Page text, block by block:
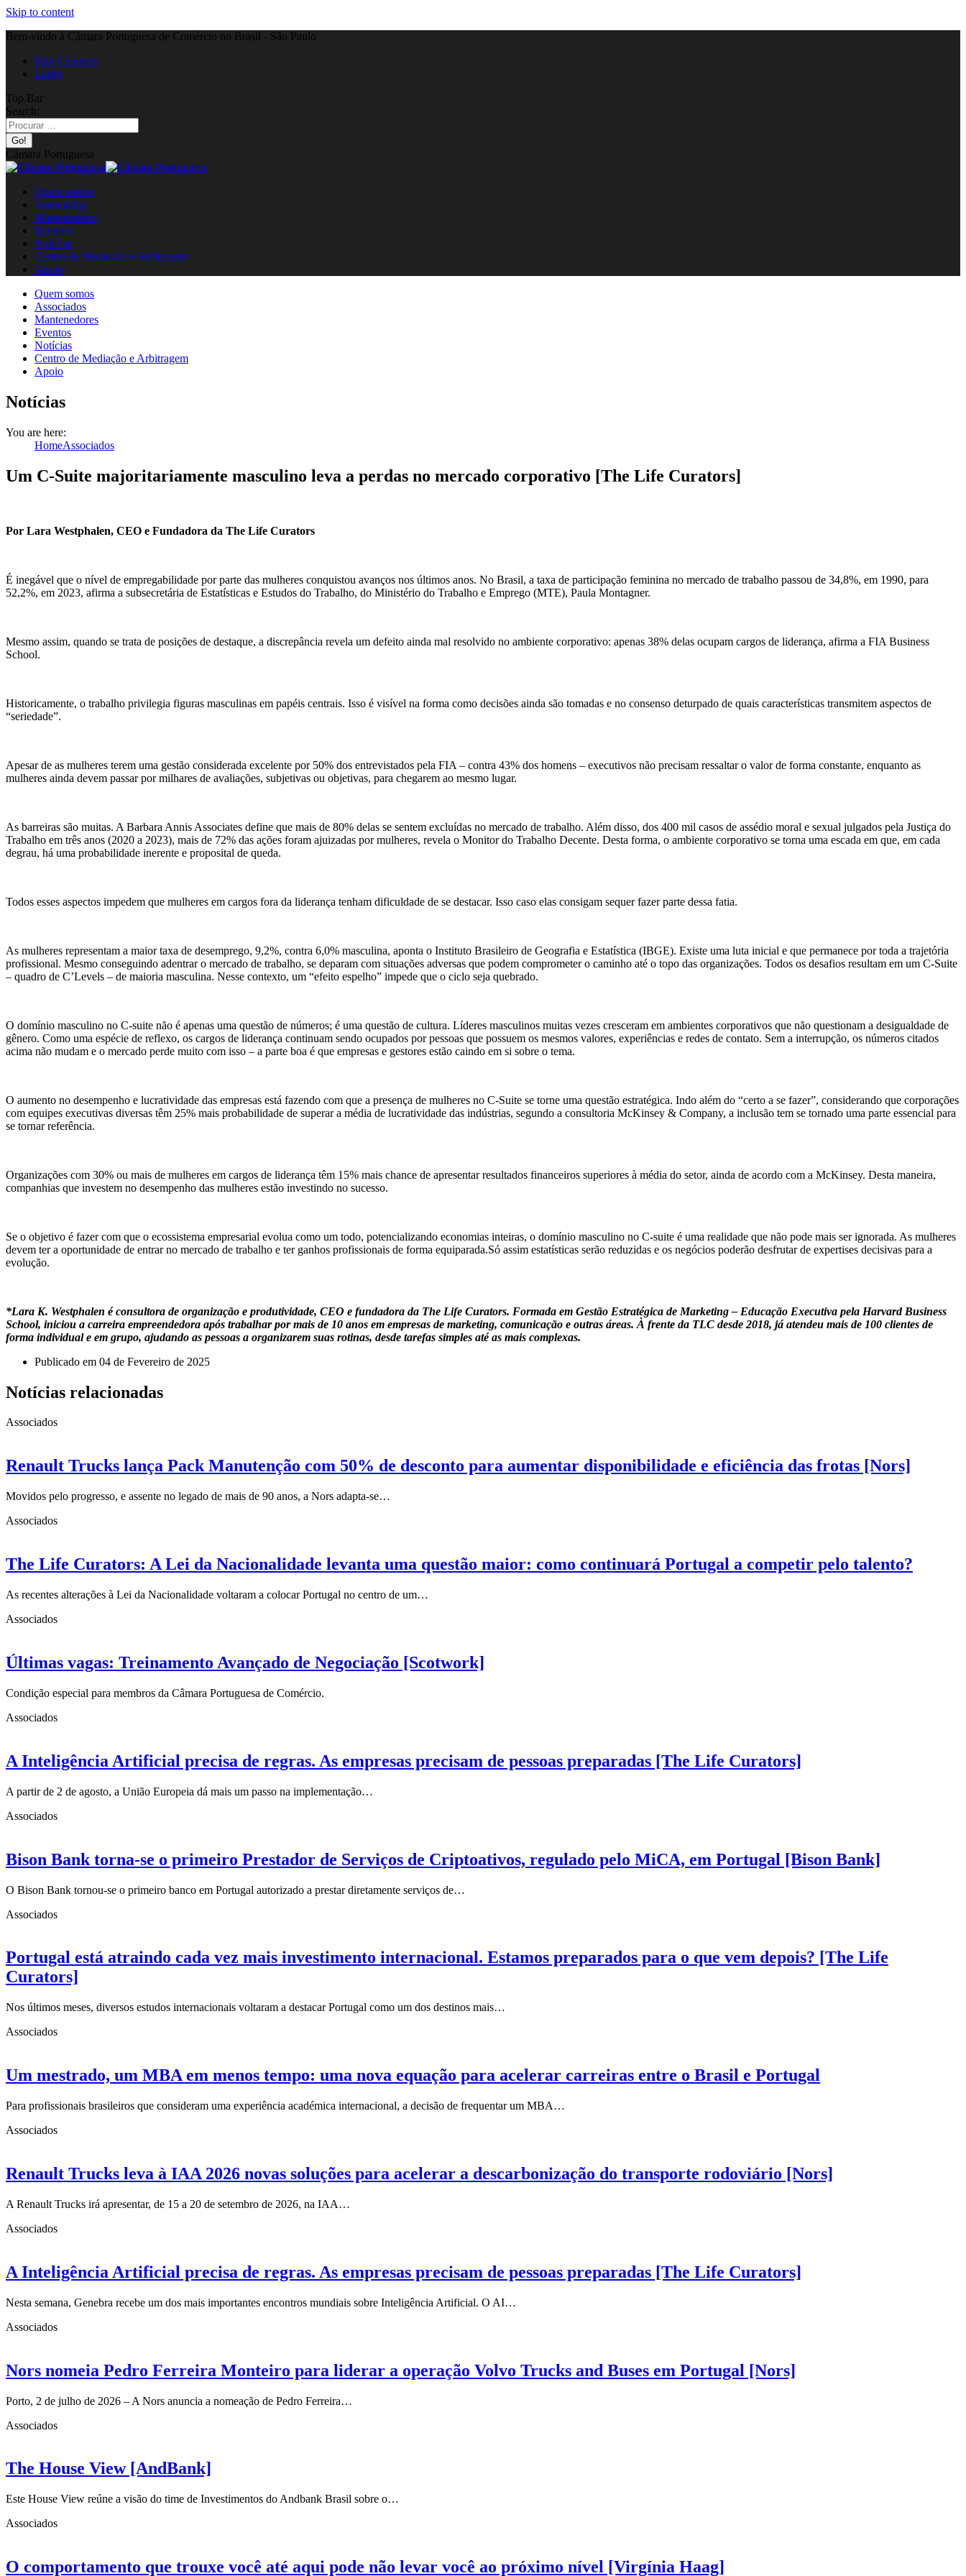
Skip to content
Bem-vindo à Câmara Portuguesa de Comércio no Brasil - São Paulo
Fale Conosco
Login
Top Bar
Search:
Câmara Portuguesa
Quem somos
Associados
Mantenedores
Eventos
Notícias
Centro de Mediação e Arbitragem
Apoio
Quem somos
Associados
Mantenedores
Eventos
Notícias
Centro de Mediação e Arbitragem
Apoio
Notícias
You are here:
HomeAssociados
Um C-Suite majoritariamente masculino leva a perdas no mercado corporativo [The Life Curators]
Por Lara Westphalen, CEO e Fundadora da The Life Curators
É inegável que o nível de empregabilidade por parte das mulheres conquistou avanços nos últimos anos. No Brasil, a taxa de participação feminina no mercado de trabalho passou de 34,8%, em 1990, para
52,2%, em 2023, afirma a subsecretária de Estatísticas e Estudos do Trabalho, do Ministério do Trabalho e Emprego (MTE), Paula Montagner.
Mesmo assim, quando se trata de posições de destaque, a discrepância revela um defeito ainda mal resolvido no ambiente corporativo: apenas 38% delas ocupam cargos de liderança, afirma a FIA Business
School.
Historicamente, o trabalho privilegia figuras masculinas em papéis centrais. Isso é visível na forma como decisões ainda são tomadas e no consenso deturpado de quais características transmitem aspectos de
“seriedade”.
Apesar de as mulheres terem uma gestão considerada excelente por 50% dos entrevistados pela FIA – contra 43% dos homens – executivos não precisam ressaltar o valor de forma constante, enquanto as
mulheres ainda devem passar por milhares de avaliações, subjetivas ou objetivas, para chegarem ao mesmo lugar.
As barreiras são muitas. A Barbara Annis Associates define que mais de 80% delas se sentem excluídas no mercado de trabalho. Além disso, dos 400 mil casos de assédio moral e sexual julgados pela Justiça do
Trabalho em três anos (2020 a 2023), mais de 72% das ações foram ajuizadas por mulheres, revela o Monitor do Trabalho Decente. Desta forma, o ambiente corporativo se torna uma escada em que, em cada
degrau, há uma probabilidade inerente e proposital de queda.
Todos esses aspectos impedem que mulheres em cargos fora da liderança tenham dificuldade de se destacar. Isso caso elas consigam sequer fazer parte dessa fatia.
As mulheres representam a maior taxa de desemprego, 9,2%, contra 6,0% masculina, aponta o Instituto Brasileiro de Geografia e Estatística (IBGE). Existe uma luta inicial e que permanece por toda a trajetória
profissional. Mesmo conseguindo adentrar o mercado de trabalho, se deparam com situações adversas que podem comprometer o caminho até o topo das organizações. Todos os desafios resultam em um C-Suite
– quadro de C’Levels – de maioria masculina. Nesse contexto, um “efeito espelho” impede que o ciclo seja quebrado.
O domínio masculino no C-suite não é apenas uma questão de números; é uma questão de cultura. Líderes masculinos muitas vezes cresceram em ambientes corporativos que não questionam a desigualdade de
gênero. Como uma espécie de reflexo, os cargos de liderança continuam sendo ocupados por pessoas que possuem os mesmos valores, experiências e redes de contato. Sem a interrupção, os números citados
acima não mudam e o mercado perde muito com isso – a parte boa é que empresas e gestores estão caindo em si sobre o tema.
O aumento no desempenho e lucratividade das empresas está fazendo com que a presença de mulheres no C-Suite se torne uma questão estratégica. Indo além do “certo a se fazer”, considerando que corporações
com equipes executivas diversas têm 25% mais probabilidade de superar a média de lucratividade das indústrias, segundo a consultoria McKinsey & Company, a inclusão tem se tornado uma parte essencial para
se tornar referência.
Organizações com 30% ou mais de mulheres em cargos de liderança têm 15% mais chance de apresentar resultados financeiros superiores à média do setor, ainda de acordo com a McKinsey. Desta maneira,
companhias que investem no desempenho das mulheres estão investindo no sucesso.
Se o objetivo é fazer com que o ecossistema empresarial evolua como um todo, potencializando economias inteiras, o domínio masculino no C-suite é uma realidade que não pode mais ser ignorada. As mulheres
devem ter a oportunidade de entrar no mercado de trabalho e ter ganhos profissionais de forma equiparada.Só assim estatísticas serão reduzidas e os negócios poderão desfrutar de expertises decisivas para a
evolução.
*Lara K. Westphalen é consultora de organização e produtividade, CEO e fundadora da The Life Curators. Formada em Gestão Estratégica de Marketing – Educação Executiva pela Harvard Business
School, iniciou a carreira empreendedora após trabalhar por mais de 10 anos em empresas de marketing, comunicação e outras áreas. À frente da TLC desde 2018, já atendeu mais de 100 clientes de
forma individual e em grupo, ajudando as pessoas a organizarem suas rotinas, desde tarefas simples até as mais complexas.
Publicado em 04 de Fevereiro de 2025
Notícias relacionadas
Associados
Renault Trucks lança Pack Manutenção com 50% de desconto para aumentar disponibilidade e eficiência das frotas [Nors]
Movidos pelo progresso, e assente no legado de mais de 90 anos, a Nors adapta-se…
Associados
The Life Curators: A Lei da Nacionalidade levanta uma questão maior: como continuará Portugal a competir pelo talento?
As recentes alterações à Lei da Nacionalidade voltaram a colocar Portugal no centro de um…
Associados
Últimas vagas: Treinamento Avançado de Negociação [Scotwork]
Condição especial para membros da Câmara Portuguesa de Comércio.
Associados
A Inteligência Artificial precisa de regras. As empresas precisam de pessoas preparadas [The Life Curators]
A partir de 2 de agosto, a União Europeia dá mais um passo na implementação…
Associados
Bison Bank torna-se o primeiro Prestador de Serviços de Criptoativos, regulado pelo MiCA, em Portugal [Bison Bank]
O Bison Bank tornou-se o primeiro banco em Portugal autorizado a prestar diretamente serviços de…
Associados
Portugal está atraindo cada vez mais investimento internacional. Estamos preparados para o que vem depois? [The Life
Curators]
Nos últimos meses, diversos estudos internacionais voltaram a destacar Portugal como um dos destinos mais…
Associados
Um mestrado, um MBA em menos tempo: uma nova equação para acelerar carreiras entre o Brasil e Portugal
Para profissionais brasileiros que consideram uma experiência académica internacional, a decisão de frequentar um MBA…
Associados
Renault Trucks leva à IAA 2026 novas soluções para acelerar a descarbonização do transporte rodoviário [Nors]
A Renault Trucks irá apresentar, de 15 a 20 de setembro de 2026, na IAA…
Associados
A Inteligência Artificial precisa de regras. As empresas precisam de pessoas preparadas [The Life Curators]
Nesta semana, Genebra recebe um dos mais importantes encontros mundiais sobre Inteligência Artificial. O AI…
Associados
Nors nomeia Pedro Ferreira Monteiro para liderar a operação Volvo Trucks and Buses em Portugal [Nors]
Porto, 2 de julho de 2026 – A Nors anuncia a nomeação de Pedro Ferreira…
Associados
The House View [AndBank]
Este House View reúne a visão do time de Investimentos do Andbank Brasil sobre o…
Associados
O comportamento que trouxe você até aqui pode não levar você ao próximo nível [Virgínia Haag]